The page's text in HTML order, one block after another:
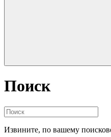
Поиск
Извините, по вашему